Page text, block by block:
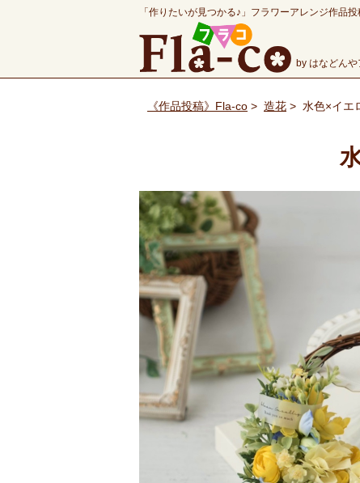
「作りたいが見つかる♪」フラワーアレンジ作品投
by はなどんや
《作品投稿》Fla-co > 造花 > 水色×イエ